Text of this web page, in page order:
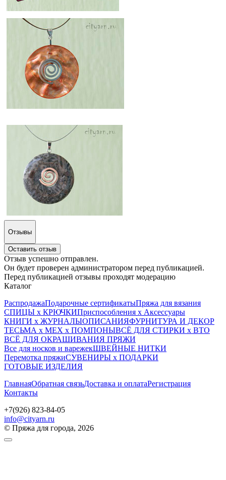
Отзывы
Оставить отзыв
Отзыв успешно отправлен.
Он будет проверен администратором перед публикацией.
Перед публикацией отзывы проходят модерацию
Каталог
РаспродажаПодарочные сертификатыПряжа для вязания
СПИЦЫ х КРЮЧКИПриспособления х Аксессуары
КНИГИ х ЖУРНАЛЫОПИСАНИЯФУРНИТУРА И ДЕКОР
ТЕСЬМА х МЕХ х ПОМПОНЫВСЁ ДЛЯ СТИРКИ х ВТО
ВСЁ ДЛЯ ОКРАШИВАНИЯ ПРЯЖИ
Все для носков и варежекШВЕЙНЫЕ НИТКИ
Перемотка пряжиСУВЕНИРЫ х ПОДАРКИ
ГОТОВЫЕ ИЗДЕЛИЯ
ГлавнаяОбратная связьДоставка и оплатаРегистрация
Контакты
+7(926) 823-84-05
info@cityarn.ru
© Пряжа для города, 2026